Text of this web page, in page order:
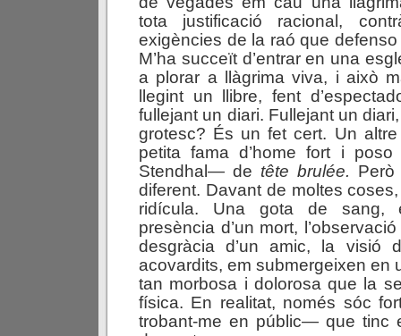
tota justificació racional,
exigències de la raó que
M’ha succeït d’entrar en una
a plorar a llàgrima viva, i això
llegint un llibre, fent
fullejant un diari. Fullejant un
grotesc? És un fet cert. Un
petita fama d’home fort i
Stendhal— de tête brulée.
diferent. Davant de moltes
ridícula. Una gota de sang,
presència d’un mort,
desgràcia d’un amic, la visió
acovardits, em submergeixen en
tan morbosa i dolorosa que la
física. En realitat, només sóc
trobant-me en públic— que tinc